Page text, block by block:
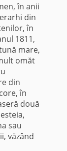
în anii
din
în
1811,
mare,
omăt
din
în
două
sau
văzând